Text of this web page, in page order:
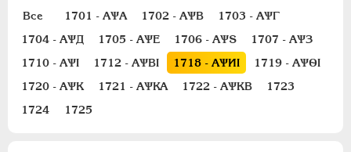
Все 1701 - АѰА 1702 - АѰВ
1703 - АѰГ
1704 - АѰД
1705 - АѰЕ 1706 - АѰS
1707 - АѰЗ
1710 - АѰI
1712 - АѰВI 1718 - АѰИI
1719 - АѰѲI
1720 - АѰК
1721 - АѰКА 1722 - АѰКВ
1723
1724
1725
Полуполтинник
Алтын(ник)